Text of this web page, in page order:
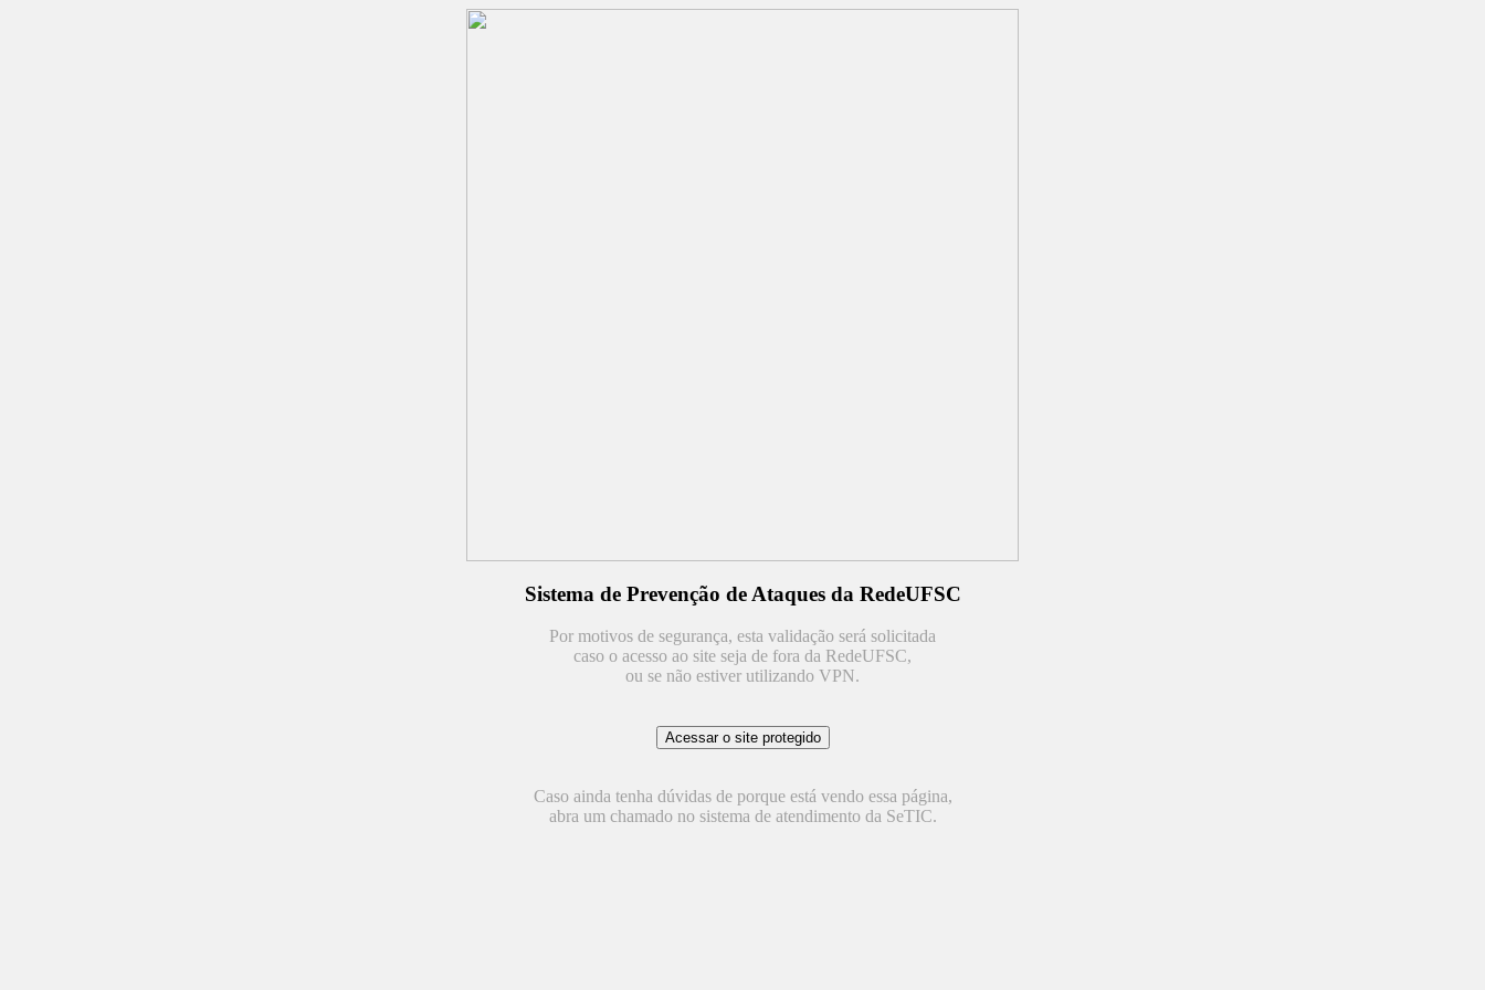
Sistema de Prevenção de Ataques da RedeUFSC
Por motivos de segurança, esta validação será solicitada
caso o acesso ao site seja de fora da RedeUFSC,
ou se não estiver utilizando VPN.
Caso ainda tenha dúvidas de porque está vendo essa página,
abra um chamado no sistema de atendimento da SeTIC.